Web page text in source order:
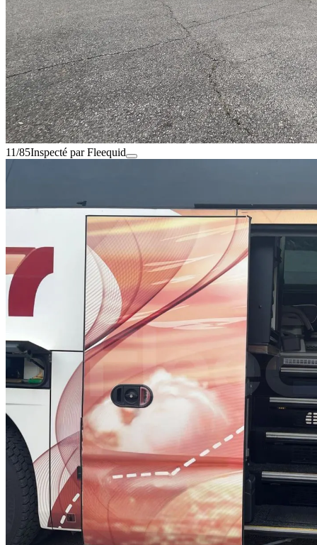
11/85Inspecté par Fleequid